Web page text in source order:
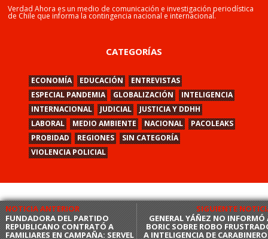
NOTICIA ANTERIOR
FUNDADORA DEL PARTIDO
REPUBLICANO CONTRATÓ A
FAMILIARES EN CAMPAÑA: SERVEL
SIGUIENTE
GENERAL YÁÑEZ NO INFORMÓ
BORIC SOBRE ROBO
A INTELIGENCIA DE
Verdad Ahora es un medio de comunicación e investigación periodística
de Chile que informa la contingencia nacional e internacional.
CATEGORÍAS
ECONOMÍA EDUCACIÓN
ENTREVISTAS
ESPECIAL PANDEMIA
GLOBALIZACIÓN
INTELIGENCIA
INTERNACIONAL
JUDICIAL
JUSTICIA Y DDHH
LABORAL
MEDIO AMBIENTE NACIONAL
PACOLEAKS
PROBIDAD
REGIONES
SIN CATEGORÍA
VIOLENCIA POLICIAL